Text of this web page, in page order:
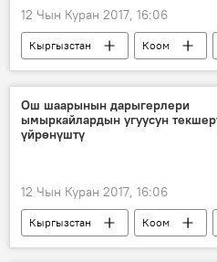
12 Чын Куран 2017, 16:06
Кыргызстан Коом
Бишкек
газ
Ош шаарынын дарыгерлери
ымыркайлардын угуусун
үйрөнүштү
12 Чын Куран 2017, 16:06
Кыргызстан Коом
Ош
медицина